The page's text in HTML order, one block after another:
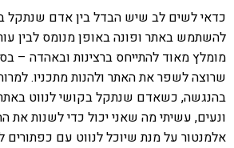
כדאי לשים לב שיש הבדל בין אדם שנתקל
להשתמש באתר ופונה באופן מנומס לבין
מומלץ מאוד להתייחס ברצינות ובאהדה –
שרוצה לשפר את האתר ולהנות מתכניו.
בהנגשה, כשאדם שנתקל בקושי לנווט
ונעים, עשיתי מה שאני יכול כדי לשנות את
אלמנטור על מנת שיוכל לנווט עם כפתורים